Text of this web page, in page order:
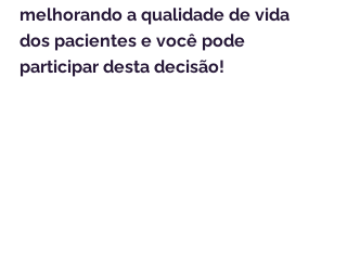
melhorando a qualidade de vida
dos pacientes e você pode
participar desta decisão!